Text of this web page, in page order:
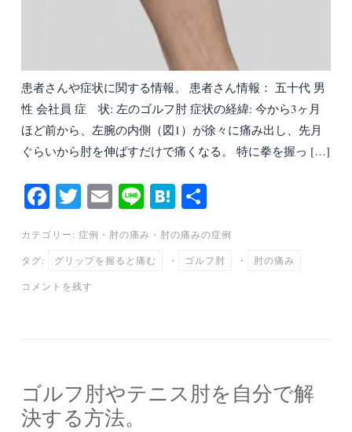
患者さんや症状に関する情報。 患者さん情報： 五十代 男
性 会社員 症 状: 左のゴルフ肘 症状の経緯: 今から3ヶ月
ほど前から、左腕の内側（図1）が徐々に痛み出し、先月
ぐらいから肘を伸ばすだけで痛くなる。 特に拳を握っ […]
Fa
ce
bo
ok
T
wi
tte
r
E
m
ail
Li
ne
H
at
en
a
有
カテゴリー: 症例 ・ 肘の痛み ・ 肘の痛みの症例
タグ: グリップを握ると痛む ・ ゴルフ肘 ・ 肘の痛み
コメントを残す
ゴルフ肘やテニス肘を自分で解
決する方法。